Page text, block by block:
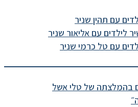
עם תהין שניר
לילדים עם אליאור שניר
עם טל כרמי שניר
בהמלצתה של טלי אשל